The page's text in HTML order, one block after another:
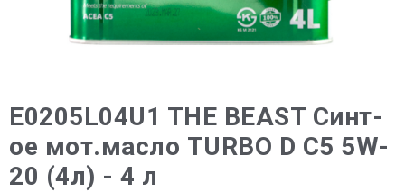
E0205L04U1 THE BEAST Синт-
ое мот.масло TURBO D C5 5W-
20 (4л) - 4 л